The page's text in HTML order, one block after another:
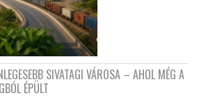
SIVATAGI VÁROSA – AHOL MÉG A
ÉPÜLT